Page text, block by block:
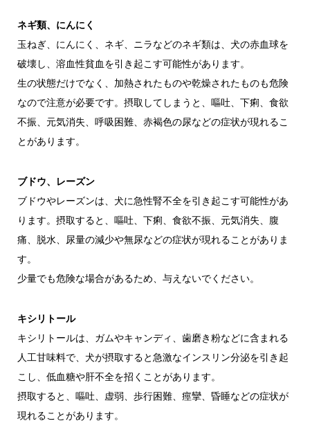
ネギ類、にんにく
玉ねぎ、にんにく、ネギ、ニラなどのネギ類は、犬の赤血球を
破壊し、溶血性貧血を引き起こす可能性があります。
生の状態だけでなく、加熱されたものや乾燥されたものも危険
なので注意が必要です。摂取してしまうと、嘔吐、下痢、食欲
不振、元気消失、呼吸困難、赤褐色の尿などの症状が現れるこ
とがあります。
ブドウ、レーズン
ブドウやレーズンは、犬に急性腎不全を引き起こす可能性があ
ります。摂取すると、嘔吐、下痢、食欲不振、元気消失、腹
痛、脱水、尿量の減少や無尿などの症状が現れることがありま
す。
少量でも危険な場合があるため、与えないでください。
キシリトール
キシリトールは、ガムやキャンディ、歯磨き粉などに含まれる
人工甘味料で、犬が摂取すると急激なインスリン分泌を引き起
こし、低血糖や肝不全を招くことがあります。
摂取すると、嘔吐、虚弱、歩行困難、痙攣、昏睡などの症状が
現れることがあります。